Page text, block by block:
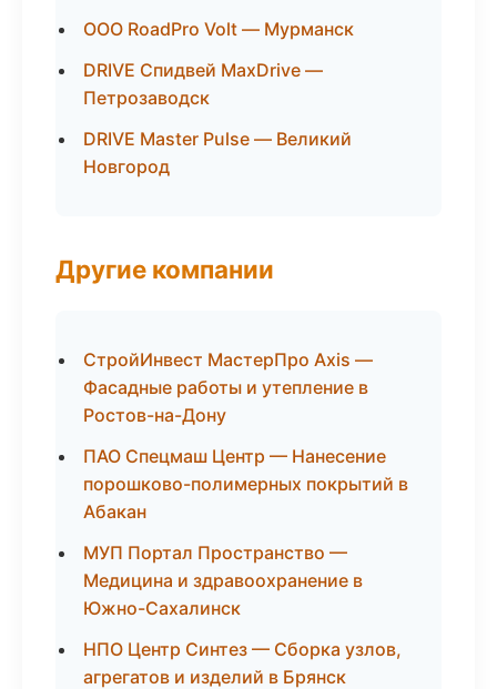
ООО RoadPro Volt — Мурманск
DRIVE Спидвей MaxDrive —
Петрозаводск
DRIVE Master Pulse — Великий
Новгород
Другие компании
СтройИнвест МастерПро Axis —
Фасадные работы и утепление в
Ростов-на-Дону
ПАО Спецмаш Центр — Нанесение
порошково-полимерных покрытий в
Абакан
МУП Портал Пространство —
Медицина и здравоохранение в
Южно-Сахалинск
НПО Центр Синтез — Сборка узлов,
агрегатов и изделий в Брянск